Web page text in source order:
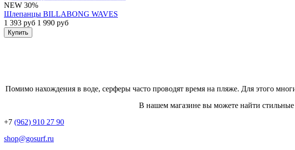
NEW 30%
Шлепанцы BILLABONG WAVES
1 393 руб 1 990 руб
Купить
Помимо нахождения в воде, серферы часто проводят время на пляже. Для этого
В нашем магазине вы можете найти
+7 (962) 910 27 90
shop@gosurf.ru